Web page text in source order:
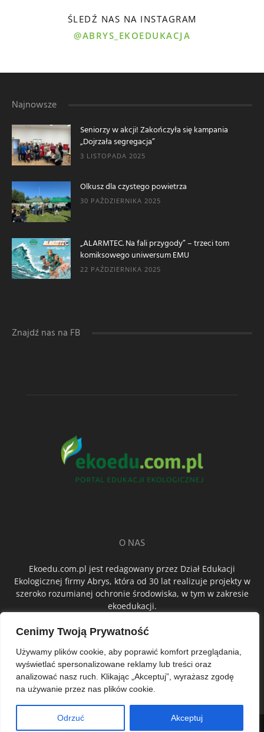
Cenimy Twoją Prywatność
Używamy plików cookie, aby poprawić komfort przeglądania,
wyświetlać spersonalizowane reklamy lub treści oraz
analizować nasz ruch. Klikając „Akceptuj”, wyrażasz zgodę
na używanie przez nas plików cookie.
Odrzuć Akceptuj
ŚLEDŹ NAS NA INSTAGRAM
@ABRYS_EKOEDUKACJA
Najnowsze
Seniorzy w akcji! Zakończyła się kampania
„Dojrzała segregacja”
3 LISTOPADA 2025
Olkusz dla czystego powietrza
30 PAŹDZIERNIKA 2025
„ALARMTEC. Na fali przygody” – trzeci tom
komiksowego uniwersum EMU
22 PAŹDZIERNIKA 2025
Znajdź nas na FB
O NAS
Ekoedu.com.pl jest redagowany przez Dział Edukacji
Ekologicznej firmy Abrys, która od 30 lat realizuje projekty w
szeroko rozumianej ochronie środowiska, w tym w zakresie
ekoedukacji.
ŚLEDŹ NAS
© Abrys Sp. z o.o.